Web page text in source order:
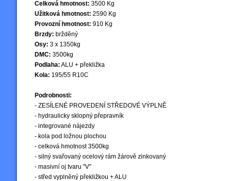
Celková hmotnost: 3500 Kg
Užitková hmotnost: 2590 Kg
Provozní hmotnost: 910 Kg
Brzdy: bržděný
Osy: 3 x 1350kg
DMC: 3500kg
Podlaha: ALU + překližka
Kola: 195/55 R10C
Podrobnosti:
- ZESÍLENÉ PROVEDENÍ STŘEDOVÉ VÝPLNĚ
- hydraulicky sklopný přepravník
- integrované nájezdy
- kola pod ložnou plochou
- celková hmotnost 3500kg
- silný svařovaný ocelový rám žárově zinkovaný
- masivní oj tvaru "V"
- střed vyplněný překližkou + ALU